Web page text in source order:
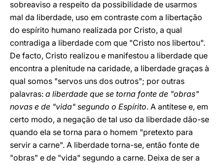
sobreaviso a respeito da possibilidade de usarmos
mal da liberdade, uso em contraste com a libertação
do espírito humano realizada por Cristo, a qual
contradiga a liberdade com que "Cristo nos libertou".
De facto, Cristo realizou e manifestou a liberdade que
encontra a plenitude na caridade, a liberdade graças à
qual somos "servos uns dos outros"; por outras
palavras: a liberdade que se torna fonte de "obras"
novas e de "vida" segundo o Espírito. A antítese e, em
certo modo, a negação de tal uso da liberdade dão-se
quando ela se torna para o homem "pretexto para
servir a carne". A liberdade torna-se, então fonte de
"obras" e de "vida" segundo a carne. Deixa de ser a